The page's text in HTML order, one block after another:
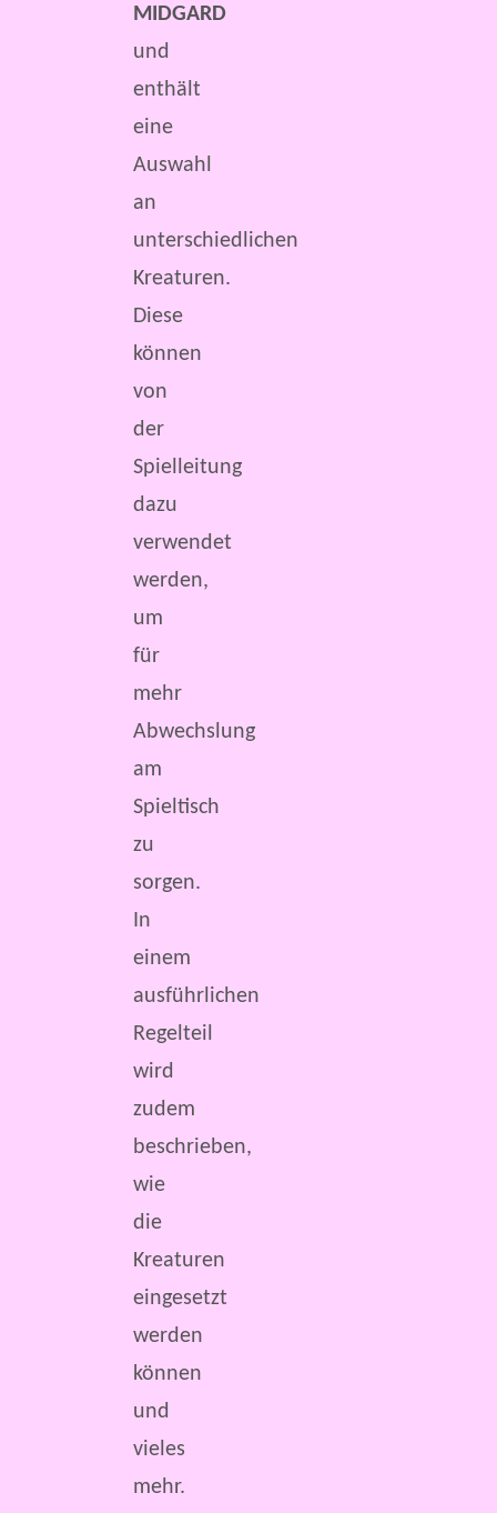
MIDGARD
und
enthält
eine
Auswahl
an
unterschiedlichen
Kreaturen.
Diese
können
von
der
Spielleitung
dazu
verwendet
werden,
um
für
mehr
Abwechslung
am
Spieltisch
zu
sorgen.
In
einem
ausführlichen
Regelteil
wird
zudem
beschrieben,
wie
die
Kreaturen
eingesetzt
werden
können
und
vieles
mehr.